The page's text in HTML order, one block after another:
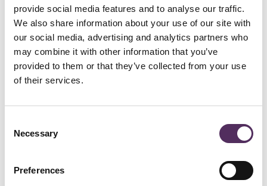
provide social media features and to analyse our traffic.
We also share information about your use of our site with
our social media, advertising and analytics partners who
may combine it with other information that you’ve
provided to them or that they’ve collected from your use
of their services.
Selection
Necessary
Preferences
Onlangs is een van de meest indrukwekkende villa’s aan de Hoge
Duinlaan 18 succesvol verkocht. Deze villa, die bekendstaat om zijn
verfijnde design en architecturale pracht, heeft nu een nieuwe
eigenaar gevonden.
Omdat deze villa ook op ons een blijvende indruk heeft gemaakt,
willen wij graag nog eens stilstaan bij de unieke eigenschappen die
illustratie van het soort architectuur dat dergelijke woningen tot
een vergelijkbare villa: de Villa Waalre, ontworpen door Russell
de essentie van dergelijke meesterwerken vastleggen: